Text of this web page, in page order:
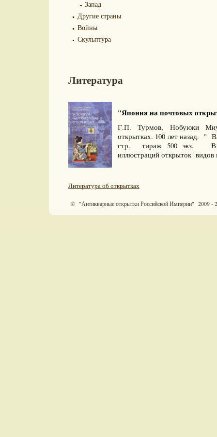
Запад
Другие страны
Войны
Скульптура
Литература
"Япония на почтовых
Г.П. Турмов, Нобуюки
открытках. 100 лет назад. "
стр. тираж 500 экз. В
иллюстраций открыток
Литература об открытках
© "Антикварные открытки Российской Империи" 2009 -